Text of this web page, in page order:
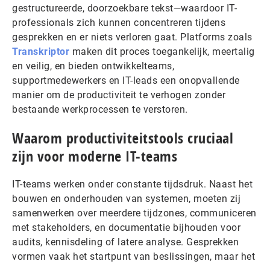
gestructureerde, doorzoekbare tekst—waardoor IT-
professionals zich kunnen concentreren tijdens
gesprekken en er niets verloren gaat. Platforms zoals
Transkriptor maken dit proces toegankelijk, meertalig
en veilig, en bieden ontwikkelteams,
supportmedewerkers en IT-leads een onopvallende
manier om de productiviteit te verhogen zonder
bestaande werkprocessen te verstoren.
Waarom productiviteitstools cruciaal
zijn voor moderne IT-teams
IT-teams werken onder constante tijdsdruk. Naast het
bouwen en onderhouden van systemen, moeten zij
samenwerken over meerdere tijdzones, communiceren
met stakeholders, en documentatie bijhouden voor
audits, kennisdeling of latere analyse. Gesprekken
vormen vaak het startpunt van beslissingen, maar het